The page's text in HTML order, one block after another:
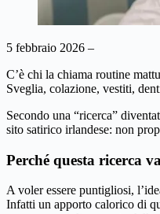
5 febbraio 2026 –
C’è chi la chiama routine
Sveglia, colazione, vestiti,
Secondo una “ricerca”
sito satirico irlandese: non
Perché questa ricerca
A voler essere puntigliosi,
Infatti un apporto calorico di